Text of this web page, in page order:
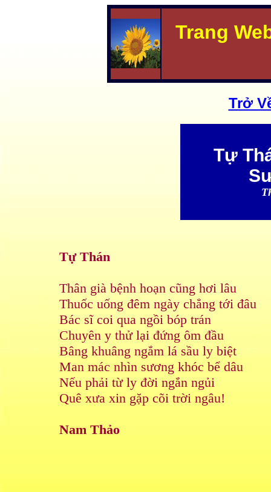
Trang
Trở
Tự
Tự Thán
Thân già bệnh hoạn cũng hơi lâu
Thuốc uống đêm ngày chẳng tới đâu
Bác sĩ coi qua ngồi bóp trán
Chuyên y thử lại đứng ôm đầu
Bâng khuâng ngắm lá sầu ly biệt
Man mác nhìn sương khóc bể dâu
Nếu phải từ ly đời ngắn ngủi
Quê xưa xin gặp cõi trời ngâu!
Nam Thảo